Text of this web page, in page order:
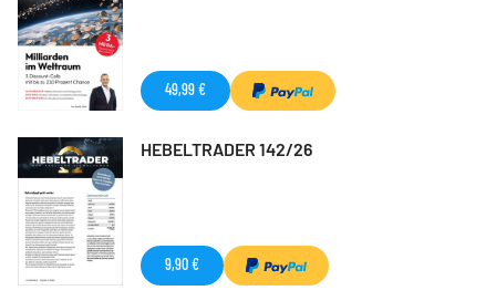
49,99 €
HEBELTRADER 142/26
9,90 €